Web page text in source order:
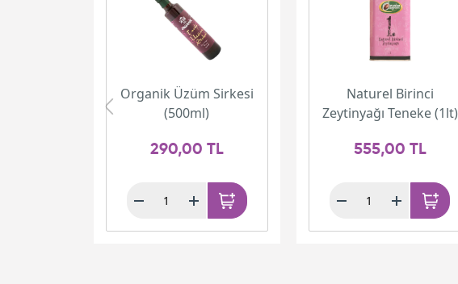
Organik Üzüm Sirkesi
(500ml)
290,00 TL
Naturel Birinci
Zeytinyağı Teneke (1lt)
555,00 TL